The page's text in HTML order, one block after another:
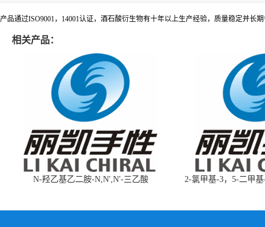
产品通过ISO9001，14001认证，酒石酸衍生物有十年以上生产经验，质量稳定并长
相关产品：
N-羟乙基乙二胺-N,N′,N′-三乙酸 2-氯甲基-3，5-二甲